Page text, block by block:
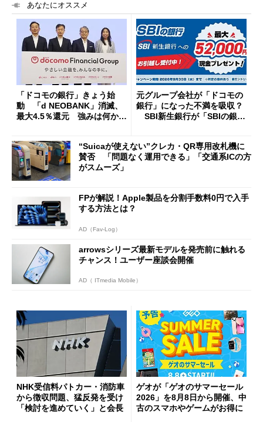
あなたにオススメ
「ドコモの銀行」きょう始
動 「d NEOBANK」消滅、
最大4.5％還元 強みは何か解
元グループ会社が「ドコモの
銀行」になった不満を吸収？
SBI新生銀行が「SBIの銀
開催
“Suicaが使えない”クレカ・QR専用改札機に
賛否 「問題なく運用できる」「交通系ICの方
がスムーズ」
FPが解説！Apple製品を分割手数料0円で入手
する方法とは？
AD（Fav-Log）
arrowsシリーズ最新モデルを発売前に触れる
チャンス！ユーザー座談会開催
AD（ ITmedia Mobile）
NHK受信料パトカー・消防車
から徴収問題、猛反発を受け
「検討を進めていく」と会長
ゲオが「ゲオのサマーセール
2026」を8月8日から開催、中
古のスマホやゲームがお得に